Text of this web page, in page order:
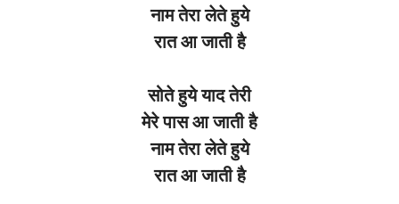
नाम तेरा लेते हुये
रात आ जाती है
सोते हुये याद तेरी
मेरे पास आ जाती है
नाम तेरा लेते हुये
रात आ जाती है